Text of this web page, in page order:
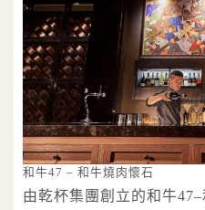
和牛47 – 和牛燒肉懷石
由乾杯集團創立的和牛